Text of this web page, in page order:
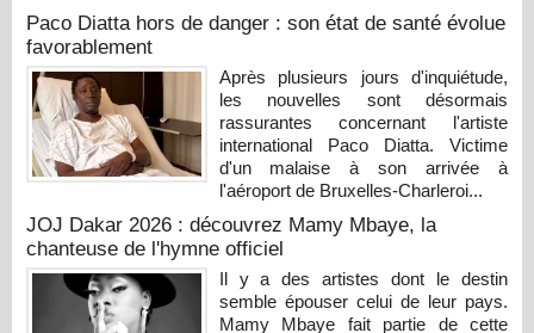
Paco Diatta hors de danger : son état de santé évolue
favorablement
Après plusieurs jours d'inquiétude,
les nouvelles sont désormais
rassurantes concernant l'artiste
international Paco Diatta. Victime
d'un malaise à son arrivée à
l'aéroport de Bruxelles-Charleroi...
JOJ Dakar 2026 : découvrez Mamy Mbaye, la
chanteuse de l'hymne officiel
Il y a des artistes dont le destin
semble épouser celui de leur pays.
Mamy Mbaye fait partie de cette